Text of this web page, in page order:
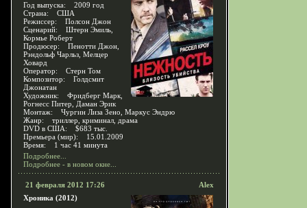
Год выпуска: 2009 год
Страна: США
Режиссер: Полсон Джон
Сценарий: Штерн Эмиль,
Кормье Роберт
Продюсер: Пенотти Джон,
Рэндольф Чарльз, Мелцер
Ховард
Оператор: Стерн Том
Композитор: Голдсмит
Джонатан
Художник: Фридберг Марк,
Рогнесс Питер, Даман Эрик
Монтаж: Чургин Лиза Зено, Маркус Эндрю
Жанр: триллер, криминал, драма
DVD в США: $683 тыс.
Премьера (мир): 15.01.2009
Время: 1 час 41 минута
Подробнее...
Подробнее - в новом окне...
21 февраля 2012 17:26
Alex
Хроника (2012)